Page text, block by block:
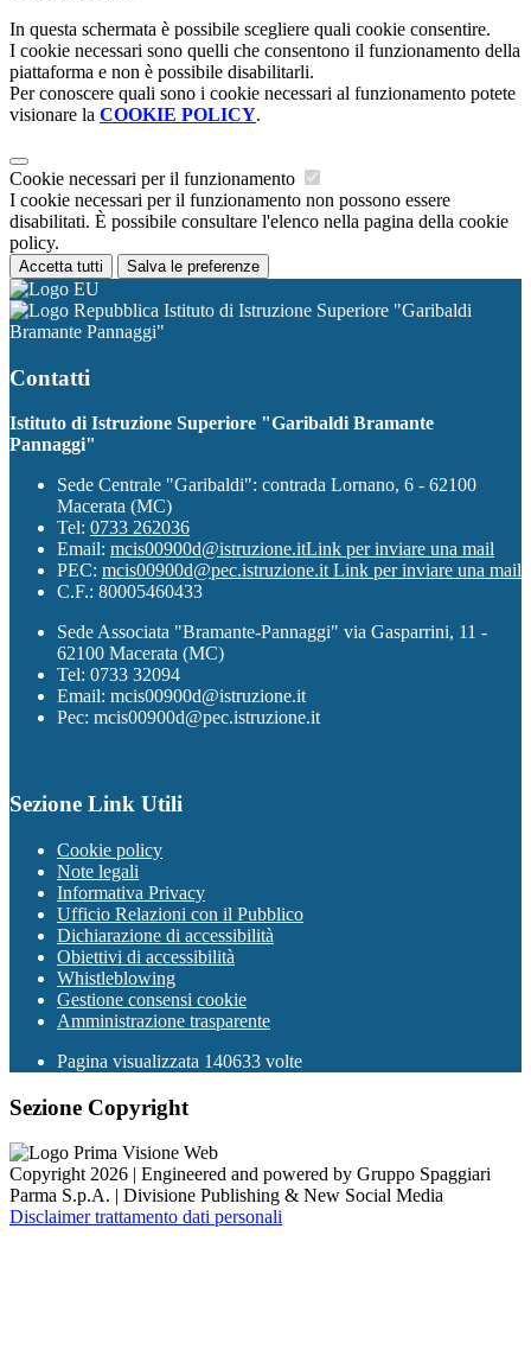
In questa schermata è possibile scegliere quali cookie consentire.
I cookie necessari sono quelli che consentono il funzionamento della
piattaforma e non è possibile disabilitarli.
Per conoscere quali sono i cookie necessari al funzionamento potete
visionare la COOKIE POLICY.
Cookie necessari per il funzionamento
I cookie necessari per il funzionamento non possono essere
disabilitati. È possibile consultare l'elenco nella pagina della cookie
policy.
Accetta tutti Salva le preferenze
Istituto di Istruzione Superiore "Garibaldi
Bramante Pannaggi"
Contatti
Istituto di Istruzione Superiore "Garibaldi Bramante
Pannaggi"
Sede Centrale "Garibaldi": contrada Lornano, 6 - 62100
Macerata (MC)
Tel: 0733 262036
Email: mcis00900d@istruzione.itLink per inviare una mail
PEC: mcis00900d@pec.istruzione.it Link per inviare una mail
C.F.: 80005460433
Sede Associata "Bramante-Pannaggi" via Gasparrini, 11 -
62100 Macerata (MC)
Tel: 0733 32094
Email: mcis00900d@istruzione.it
Pec: mcis00900d@pec.istruzione.it
Sezione Link Utili
Cookie policy
Note legali
Informativa Privacy
Ufficio Relazioni con il Pubblico
Dichiarazione di accessibilità
Obiettivi di accessibilità
Whistleblowing
Gestione consensi cookie
Amministrazione trasparente
Pagina visualizzata 140633 volte
Sezione Copyright
Copyright 2026 | Engineered and powered by Gruppo Spaggiari
Parma S.p.A. | Divisione Publishing & New Social Media
Disclaimer trattamento dati personali